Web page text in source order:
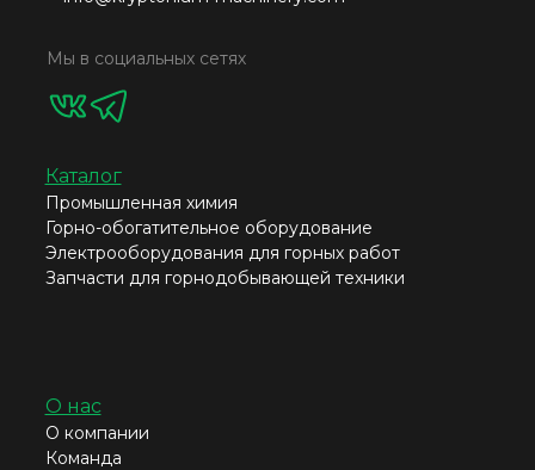
Каталог
Промышленная химия
Горно-обогатительное оборудование
Электрооборудования для горных работ
Запчасти для горнодобывающей техники
О нас
О компании
Команда
Мы в социальных сетях